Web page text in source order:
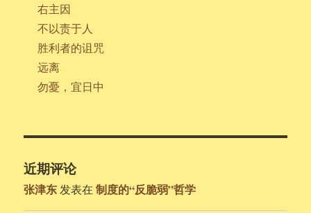
右主因
不以责于人
胜利者的诅咒
远离
勿憂，宜日中
近期评论
张津东 发表在制度的“反脆弱”哲学